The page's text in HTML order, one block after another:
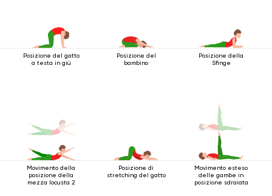
Posizione del gatto
a testa in giù
Posizione del
bambino
Posizione della
Sfinge
Movimento della
posizione della
mezza locusta 2
Posizione di
stretching del gatto
Movimento esteso
delle gambe in
posizione sdraiata